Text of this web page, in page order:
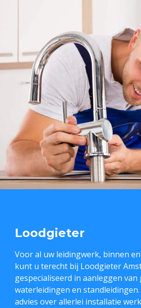
Loodgieter
Voor al uw leidingwerk, binnen
kunt u terecht bij Loodgieter
gespecialiseerd in aanleggen van
waterleidingen en
advies over allerlei installatie